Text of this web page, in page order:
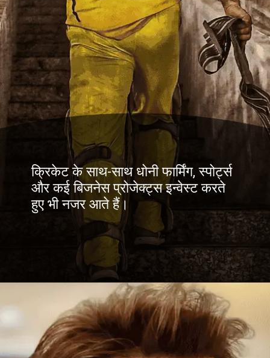
क्रिकेट के साथ-साथ धोनी फार्मिंग, स्पोर्ट्स
और कई बिजनेस प्रोजेक्ट्स इन्वेस्ट करते
हुए भी नजर आते हैं।